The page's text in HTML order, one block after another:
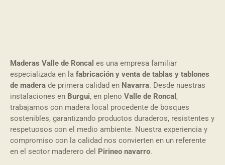
Maderas Valle de Roncal es una empresa familiar
especializada en la fabricación y venta de tablas y tablones
de madera de primera calidad en Navarra. Desde nuestras
instalaciones en Burgui, en pleno Valle de Roncal ,
trabajamos con madera local procedente de bosques
sostenibles, garantizando productos duraderos, resistentes y
respetuosos con el medio ambiente. Nuestra experiencia y
compromiso con la calidad nos convierten en un referente
en el sector maderero del Pirineo navarro.